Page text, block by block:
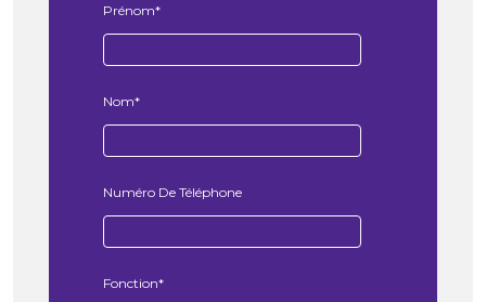
Prénom*
Nom*
Numéro De Téléphone
Fonction*